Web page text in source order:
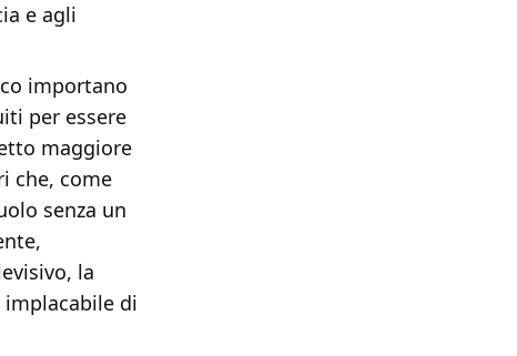
e agli
importano
per essere
maggiore
che, come
senza un
la
di